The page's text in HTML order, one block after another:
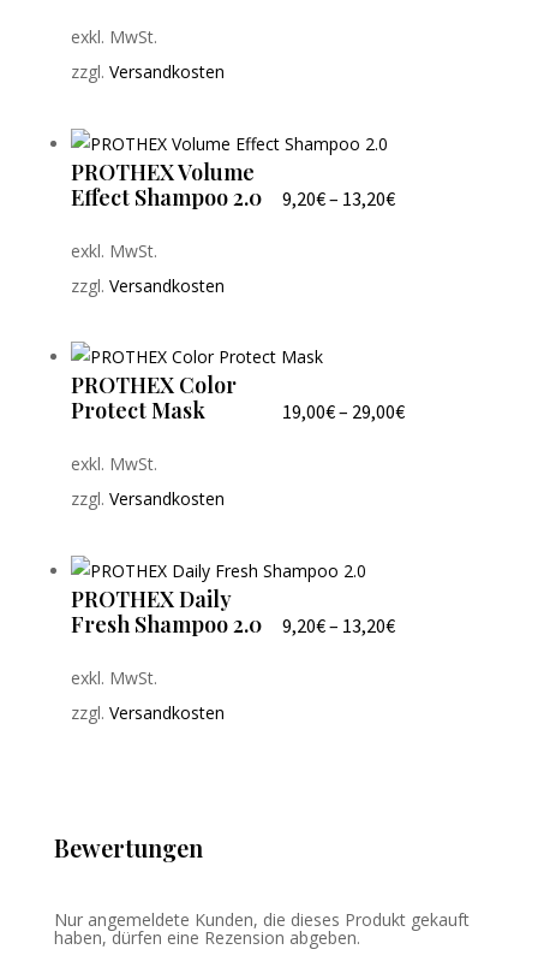
exkl. MwSt.
zzgl. Versandkosten
PROTHEX Volume
Effect Shampoo 2.0
9,20€– 13,20€
exkl. MwSt.
zzgl. Versandkosten
PROTHEX Color
Protect Mask
19,00€– 29,00€
exkl. MwSt.
zzgl. Versandkosten
PROTHEX Daily
Fresh Shampoo 2.0
9,20€– 13,20€
exkl. MwSt.
zzgl. Versandkosten
Bewertungen
Nur angemeldete Kunden, die dieses Produkt gekauft
haben, dürfen eine Rezension abgeben.